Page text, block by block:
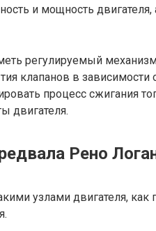
и мощность
регулируемый
клапанов в
процесс сжигания
двигателя.
Рено
узлами двигателя,